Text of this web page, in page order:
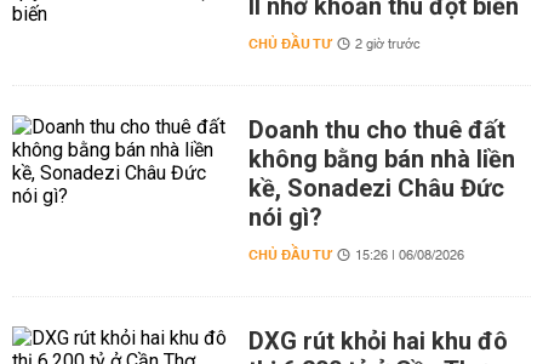
II nhờ khoản thu đột biến
CHỦ ĐẦU TƯ 2 giờ trước
Doanh thu cho thuê đất
không bằng bán nhà liền
kề, Sonadezi Châu Đức
nói gì?
CHỦ ĐẦU TƯ 15:26 | 06/08/2026
DXG rút khỏi hai khu đô